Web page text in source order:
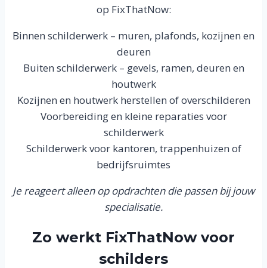
op FixThatNow:
Binnen schilderwerk – muren, plafonds, kozijnen en
deuren
Buiten schilderwerk – gevels, ramen, deuren en
houtwerk
Kozijnen en houtwerk herstellen of overschilderen
Voorbereiding en kleine reparaties voor
schilderwerk
Schilderwerk voor kantoren, trappenhuizen of
bedrijfsruimtes
Je reageert alleen op opdrachten die passen bij jouw
specialisatie.
Zo werkt FixThatNow voor
schilders